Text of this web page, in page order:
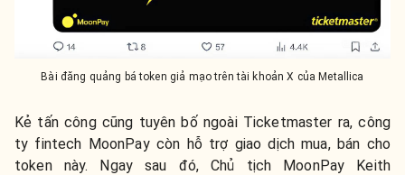
Bài đăng quảng bá token giả mạo trên tài khoản X của Metallica
Kẻ tấn công cũng tuyên bố ngoài Ticketmaster ra, công
ty fintech MoonPay còn hỗ trợ giao dịch mua, bán cho
token này. Ngay sau đó, Chủ tịch MoonPay Keith